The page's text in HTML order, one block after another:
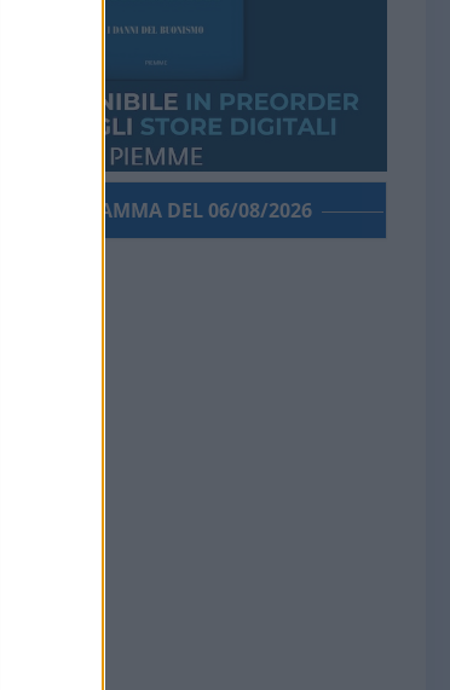
PORROGRAMMA DEL 06/08/2026